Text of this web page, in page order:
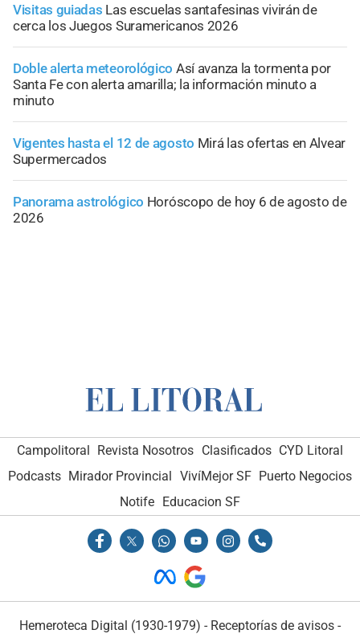
Visitas guiadas Las escuelas santafesinas vivirán de
cerca los Juegos Suramericanos 2026
Doble alerta meteorológico Así avanza la tormenta por
Santa Fe con alerta amarilla; la información minuto a
minuto
Vigentes hasta el 12 de agosto Mirá las ofertas en Alvear
Supermercados
Panorama astrológico Horóscopo de hoy 6 de agosto de
2026
Campolitoral Revista Nosotros Clasificados CYD Litoral
Podcasts Mirador Provincial VivíMejor SF Puerto Negocios
Notife Educacion SF
Hemeroteca Digital (1930-1979) - Receptorías de avisos -